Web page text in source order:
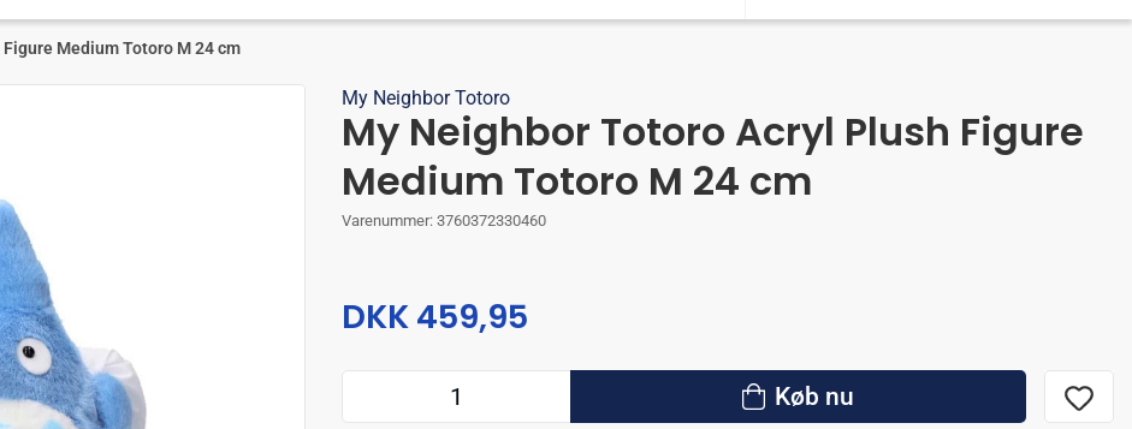
Medium Totoro M 24 cm
My Neighbor Totoro
My Neighbor Totoro Acryl Plush Figure
Medium Totoro M 24 cm
Varenummer: 3760372330460
DKK 459,95
Køb nu